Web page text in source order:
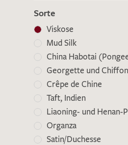
Sorte
Viskose
Mud Silk
China Habotai
Georgette und Chiffon
Crêpe de Chine
Taft, Indien
Liaoning- und Henan-
Organza
Satin/Duchesse